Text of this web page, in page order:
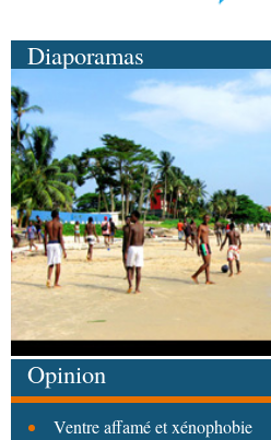
Diaporamas
Opinion
Ventre affamé et xénophobie